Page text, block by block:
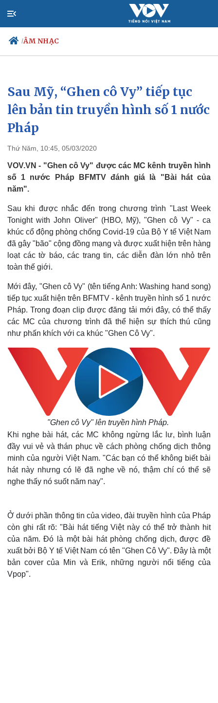
/ÂM NHẠC
Chính trị
Đảng
Tổ chức nhân sự
Quốc hội
Nhận diện sự thật
Xã hội
Tin 24h
Dự báo thời tiết
Sau Mỹ, “Ghen cô Vy” tiếp tục
lên bản tin truyền hình số 1 nước
Pháp
Thứ Năm, 10:45, 05/03/2020
VOV.VN - "Ghen cô Vy" được các MC kênh truyền hình
số 1 nước Pháp BFMTV đánh giá là "Bài hát của
năm".
Sau khi được nhắc đến trong chương trình "Last Week
Tonight with John Oliver" (HBO, Mỹ), "Ghen cô Vy" - ca
khúc cổ động phòng chống Covid-19 của Bộ Y tế Việt Nam
đã gây "bão" cộng đồng mạng và được xuất hiện trên hàng
loạt các tờ báo, các trang tin, các diễn đàn lớn nhỏ trên
toàn thế giới.
Mới đây, "Ghen cô Vy" (tên tiếng Anh: Washing hand song)
tiếp tục xuất hiện trên BFMTV - kênh truyền hình số 1 nước
Pháp. Trong đoạn clip được đăng tải mới đây, có thể thấy
các MC của chương trình đã thể hiện sự thích thú cũng
như phấn khích với ca khúc "Ghen Cô Vy".
"Ghen cô Vy" lên truyền hình Pháp.
Khi nghe bài hát, các MC không ngừng lắc lư, bình luận
đầy vui vẻ và thán phục về cách phòng chống dịch thông
minh của người Việt Nam. "Các bạn có thể không biết bài
hát này nhưng có lẽ đã nghe về nó, thậm chí có thể sẽ
nghe thấy nó suốt năm nay".
Ở dưới phần thông tin của video, đài truyền hình của Pháp
còn ghi rất rõ: "Bài hát tiếng Việt này có thể trở thành hit
của năm. Đó là một bài hát phòng chống dịch, được đề
xuất bởi Bộ Y tế Việt Nam có tên "Ghen Cô Vy". Đây là một
bản cover của Min và Erik, những người nổi tiếng của
Vpop".